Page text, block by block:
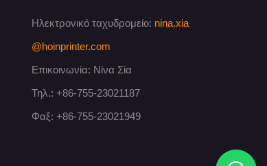
Ηλεκτρονικό ταχυδρομείο: nina.xia
@hoinprinter.com
Επικοινωνία: Νίνα Σία
Τηλ.: +86-755-23021187
Φαξ: +86-755-23021949